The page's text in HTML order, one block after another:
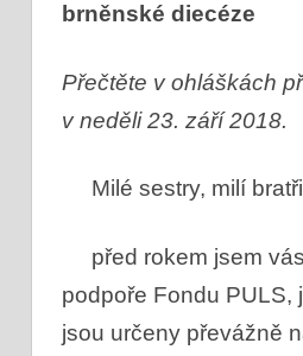
brněnské diecéze
Přečtěte v ohláškách
v neděli 23. září 2018.
Milé sestry, milí
před rokem jsem
podpoře Fondu PULS,
jsou určeny převážně